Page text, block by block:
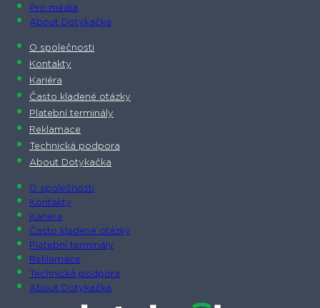
Pro média
About Dotykačka
O společnosti
Kontakty
Kariéra
Často kladené otázky
Platební terminály
Reklamace
Technická podpora
About Dotykačka
O společnosti
Kontakty
Kariéra
Často kladené otázky
Platební terminály
Reklamace
Technická podpora
About Dotykačka